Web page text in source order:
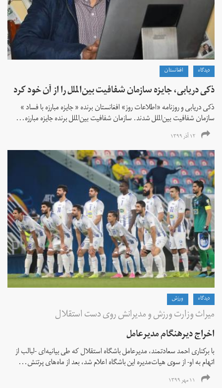
دیدگاه افغانستان
ذکی دریابی، جایزه سازمان شفافیت بین‌الملل را از آن خود کرد
ذکی دریابی و روزنامه «اطلاعات‌ روز» افغانستان برنده « جایزه مبارزه با فساد »
سازمان شفافیت بین‌الملل شدند. سازمان شفافیت بین‌الملل برنده جایزه مبارزه...
۱۲ آذر ۱۳۹۹
دیدگاه ورزش
میراث وزارت ورزش و مدیرانش روی دست استقلال
اخراج دیرهنگام مدیرعامل
با برکناری احمد سعادتمند، مدیرعامل باشگاه استقلال که طی بیانیه‌ای -لبالب از
اتهام به او- از سوی هیات‌مدیره این باشگاه اعلام شد، بعد از ماه‌های پرتنش...
۱۱ مهر ۱۳۹۹